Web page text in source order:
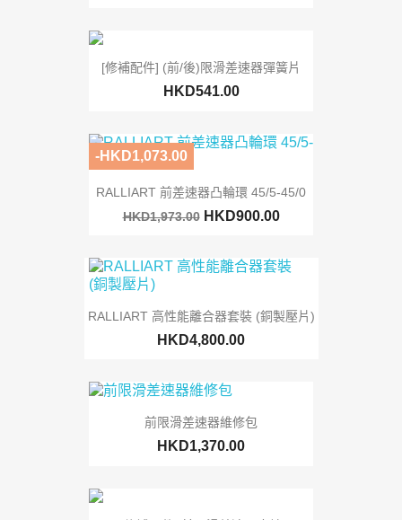
[修補配件] (前/後)限滑差速器彈簧片
HKD541.00
RALLIART 前差速器凸輪環 45/5-45/0
HKD1,973.00 HKD900.00
-HKD1,073.00
RALLIART 高性能離合器套裝 (銅製壓片)
HKD4,800.00
前限滑差速器維修包
HKD1,370.00